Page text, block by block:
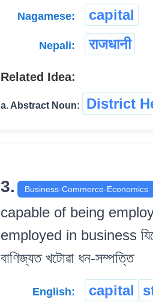
Nagamese: capital
Nepali: राजधानी
Related Idea:
a. Abstract Noun: District
3. Business-Commerce-Economics
capable of being
employed in business
বাণিজ্যত খটোৱা ধন-সম্পত্তি
English: capital